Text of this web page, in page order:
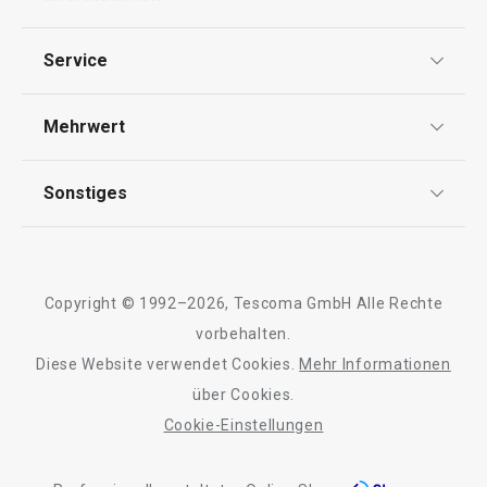
Outdoor-Aktivitäten
Impressum
Service
Kontaktformular
Mehrwert
Qualität
Sonstiges
Barrierefreiheit
Copyright © 1992–2026, Tescoma GmbH Alle Rechte
vorbehalten.
Diese Website verwendet Cookies.
Mehr Informationen
über Cookies.
Cookie-Einstellungen